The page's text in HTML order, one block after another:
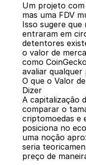
Um projeto
mas uma FDV
Isso sugere
entraram em
detentores
o valor de
como
avaliar qualquer
O que o Valor
Dizer
A capitalização
comparar o
criptomoedas e
posiciona no
uma noção
seria
preço de